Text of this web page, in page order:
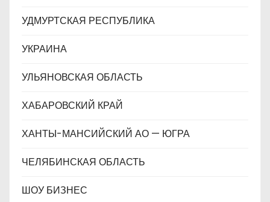
УДМУРТСКАЯ РЕСПУБЛИКА
УКРАИНА
УЛЬЯНОВСКАЯ ОБЛАСТЬ
ХАБАРОВСКИЙ КРАЙ
ХАНТЫ-МАНСИЙСКИЙ АО — ЮГРА
ЧЕЛЯБИНСКАЯ ОБЛАСТЬ
ШОУ БИЗНЕС